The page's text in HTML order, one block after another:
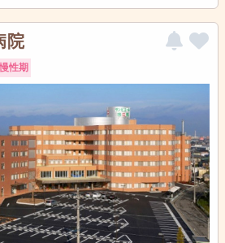
院
性期